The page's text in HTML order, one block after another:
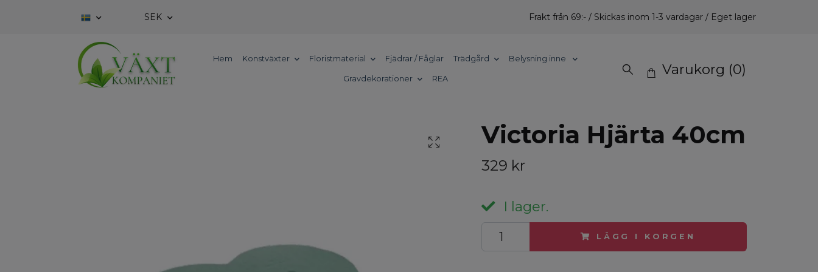
SEK Frakt från 69:- / Skickas inom 1-3 vardagar / Eget lager
Hem Konstväxter Floristmaterial Fjädrar / Fåglar Trädgård Belysning inne
Gravdekorationer REA
Varukorg (0)
Victoria Hjärta 40cm
329 kr
I lager.
LÄGG I KORGEN